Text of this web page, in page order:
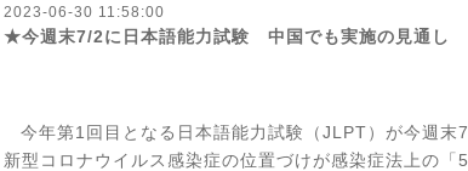
2023-06-30 11:58:00
★今週末7/2に日本語能力試験 中国でも実施の見通し
今年第1 回目となる日本語能力試験（JLPT）が今週末7
新型コロナウイルス感染症の位置づけが感染症法上の「 5